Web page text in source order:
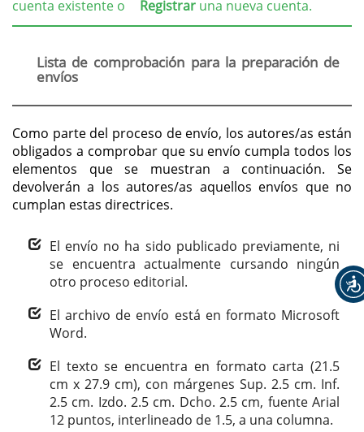
cuenta existente o
Registrar una nueva cuenta.
Lista de comprobación para la preparación de
envíos
Como parte del proceso de envío, los autores/as están
obligados a comprobar que su envío cumpla todos los
elementos que se muestran a continuación. Se
devolverán a los autores/as aquellos envíos que no
cumplan estas directrices.
El envío no ha sido publicado previamente, ni
se encuentra actualmente cursando ningún
otro proceso editorial.
El archivo de envío está en formato Microsoft
Word.
El texto se encuentra en formato carta (21.5
cm x 27.9 cm), con márgenes Sup. 2.5 cm. Inf.
2.5 cm. Izdo. 2.5 cm. Dcho. 2.5 cm, fuente Arial
12 puntos, interlineado de 1.5, a una columna.